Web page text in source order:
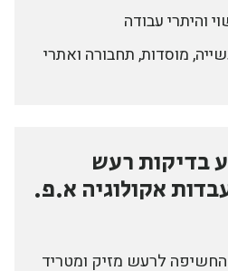
והיתרי עבודה
מוסדות, תחבורה ואתרי
בדיקות רעש
אקולוגיה א.פ.
לרעש מזיק ומטריד